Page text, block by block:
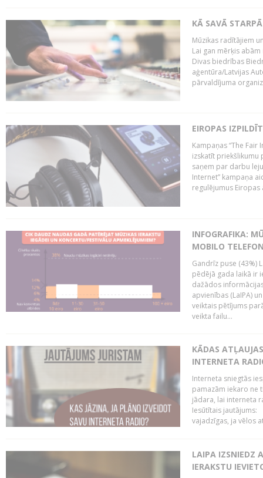
KĀ SAVĀ
Mūzikas radītājiem
Lai gan mērķis
Divas biedrības
aģentūra/Latvijas
pārvaldījuma
EIROPAS
Kampaņas “The
izskatīt priekšlikumu
saņem par darbu
Internet” kampaņa
regulējumus
INFOGRAFIKA:
MOBILO
Gandrīz puse (43%)
pēdējā gada laikā ir
dažādos
apvienības (LaIPA)
veiktais pētījums
veikta failu...
KĀDAS
INTERNETA
Interneta sniegtās
pamazām iekaro ne
jādara, lai interneta
Iesūtītais jautājums:
vajadzīgas, ja vēlos
LAIPA IZSNIEDZ
IERAKSTU